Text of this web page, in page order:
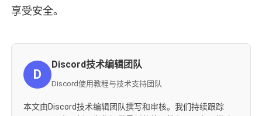
享受安全。
D
Discord技术编辑团队
Discord使用教程与技术支持团队
本文由Discord技术编辑团队撰写和审核。我们持续跟踪